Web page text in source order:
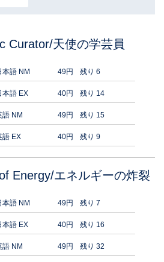
Curator/天使の学芸員
本語 NM 49円 残り 6
本語 EX 40円 残り 14
語 NM 49円 残り 15
語 EX 40円 残り 9
Energy/エネルギーの炸裂
本語 NM 49円 残り 7
本語 EX 40円 残り 16
語 NM 49円 残り 32